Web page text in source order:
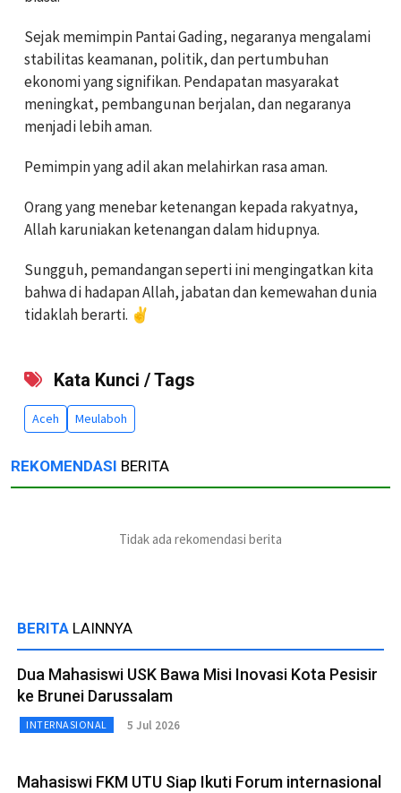
Sejak memimpin Pantai Gading, negaranya mengalami
stabilitas keamanan, politik, dan pertumbuhan
ekonomi yang signifikan. Pendapatan masyarakat
meningkat, pembangunan berjalan, dan negaranya
menjadi lebih aman.
Pemimpin yang adil akan melahirkan rasa aman.
Orang yang menebar ketenangan kepada rakyatnya,
Allah karuniakan ketenangan dalam hidupnya.
Sungguh, pemandangan seperti ini mengingatkan kita
bahwa di hadapan Allah, jabatan dan kemewahan dunia
tidaklah berarti. ✌️
Kata Kunci / Tags
Aceh Meulaboh
REKOMENDASI BERITA
Tidak ada rekomendasi berita
BERITA LAINNYA
Dua Mahasiswi USK Bawa Misi Inovasi Kota Pesisir
ke Brunei Darussalam
INTERNASIONAL 5 Jul 2026
Mahasiswi FKM UTU Siap Ikuti Forum internasional